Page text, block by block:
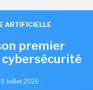
ARTIFICIELLE
premier
cybersécurité
Juillet 2026